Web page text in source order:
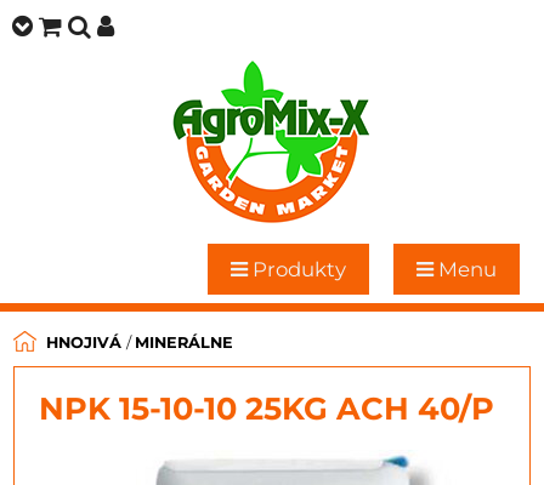
Produkty Menu
HNOJIVÁ / MINERÁLNE
NPK 15-10-10 25KG ACH 40/P